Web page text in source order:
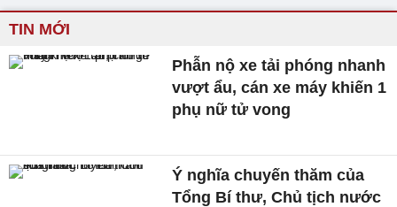
TIN MỚI
Phẫn nộ xe tải phóng nhanh
vượt ẩu, cán xe máy khiến 1
phụ nữ tử vong
Ý nghĩa chuyến thăm của
Tổng Bí thư, Chủ tịch nước